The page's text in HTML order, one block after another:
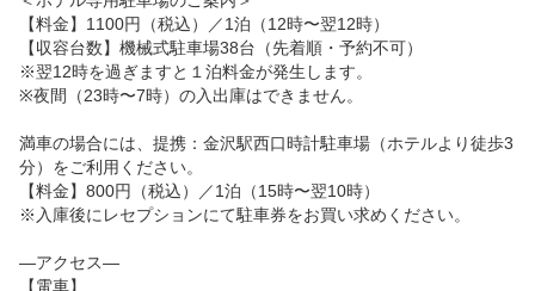
【料金】1100円（税込）／1泊（12時〜翌12時）
【収容台数】機械式駐車場38台（先着順・予約不可）
※翌12時を過ぎますと１泊料金が発生します。
※夜間（23時〜7時）の入出庫はできません。
満車の場合には、提携：金沢駅西口時計駐車場（ホテルより徒歩3
分）をご利用ください。
【料金】800円（税込）／1泊（15時〜翌10時）
※入庫後にレセプションにて駐車券をお買い求めください。
—アクセス—
【電車】